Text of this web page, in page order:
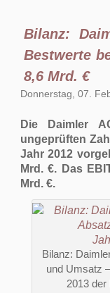
Bilanz:
Bestwerte
8,6 Mrd. €
Donnerstag, 07.
Die Daimler
ungeprüften
Jahr 2012
Mrd. €. Das
Mrd. €.
Bilanz:
und Umsatz
2013 der